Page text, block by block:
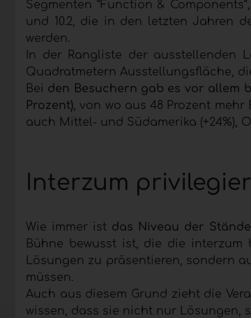
Segmenten “Function &
und 10.2, die in den letzten Jahren
werden.
In der Rangliste der ausstellenden
Quadratmetern Ausstellungsfläche,
Bei den Besuchern gab es vor allem
Prozent) , von wo aus 48 Prozent
auch Mittel- und Südamerika (+24%),
Interzum
Wie immer ist das Niveau der
Bühne bewusst ist, die die
Lösungen zu präsentieren, sondern
müssen.
Auch aus diesem Grund zieht die
wissen, dass sie nicht nur Lösungen,